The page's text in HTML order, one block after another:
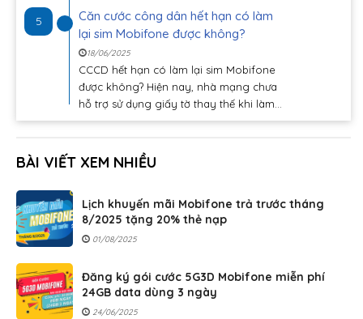
5
Căn cước công dân hết hạn có làm
lại sim Mobifone được không?
18/06/2025
CCCD hết hạn có làm lại sim Mobifone
được không? Hiện nay, nhà mạng chưa
hỗ trợ sử dụng giấy tờ thay thế khi làm...
BÀI VIẾT XEM NHIỀU
Lịch khuyến mãi Mobifone trả trước tháng
8/2025 tặng 20% thẻ nạp
01/08/2025
Đăng ký gói cước 5G3D Mobifone miễn phí
24GB data dùng 3 ngày
24/06/2025